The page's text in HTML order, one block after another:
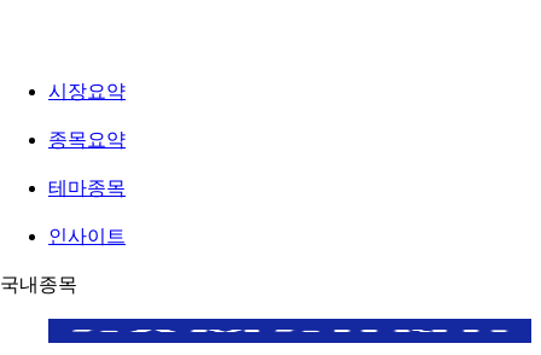
시장요약
종목요약
테마종목
인사이트
국내종목